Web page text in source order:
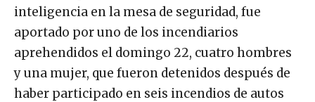
inteligencia en la mesa de seguridad, fue
aportado por uno de los incendiarios
aprehendidos el domingo 22, cuatro hombres
y una mujer, que fueron detenidos después de
haber participado en seis incendios de autos